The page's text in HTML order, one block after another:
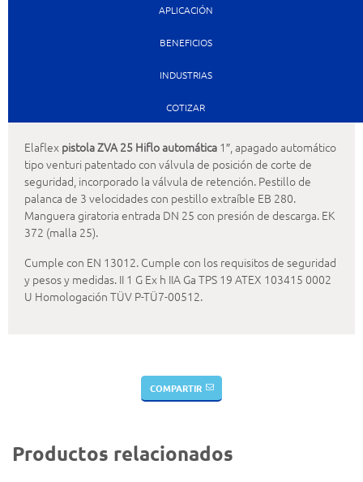
APLICACIÓN
BENEFICIOS
INDUSTRIAS
COTIZAR
Elaflex pistola ZVA 25 Hiflo automática 1″, apagado automático
tipo venturi patentado con válvula de posición de corte de
seguridad, incorporado la válvula de retención. Pestillo de
palanca de 3 velocidades con pestillo extraíble EB 280.
Manguera giratoria entrada DN 25 con presión de descarga. EK
372 (malla 25).
Cumple con EN 13012. Cumple con los requisitos de seguridad
y pesos y medidas. II 1 G Ex h IIA Ga TPS 19 ATEX 103415 0002
U Homologación TÜV P-TÜ7-00512.
COMPARTIR
Productos relacionados